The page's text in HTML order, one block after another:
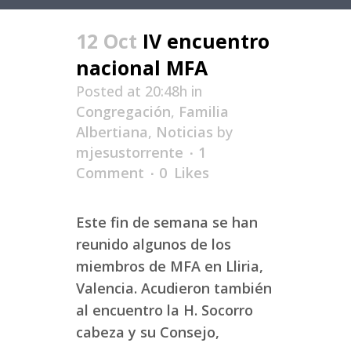
12 Oct IV encuentro
nacional MFA
Posted at 20:48h in
Congregación, Familia
Albertiana, Noticias by
mjesustorrente
1
Comment
0 Likes
Este fin de semana se han
reunido algunos de los
miembros de MFA en Lliria,
Valencia. Acudieron también
al encuentro la H. Socorro
cabeza y su Consejo,